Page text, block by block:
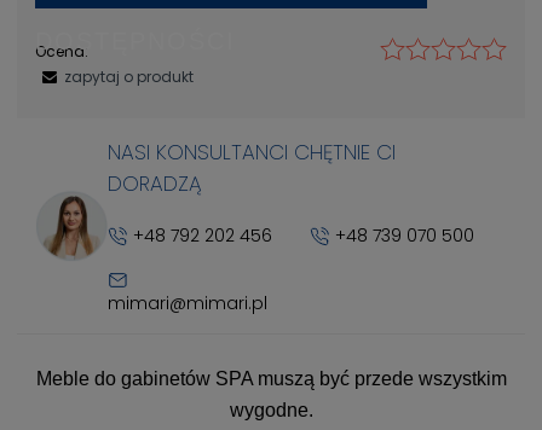
DOSTĘPNOŚCI
Ocena:
zapytaj o produkt
NASI KONSULTANCI CHĘTNIE CI
DORADZĄ
+48 792 202 456 +48 739 070 500
mimari@mimari.pl
Meble do gabinetów SPA muszą być przede wszystkim
wygodne.